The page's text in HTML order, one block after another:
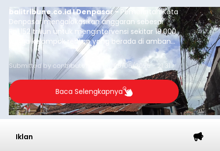
balitribune.co.id I Denpasar - Pemerintah Kota
Denpasar mengalokasikan anggaran sebesar
Rp1,152 triliun untuk mengintervensi sekitar 18.000
warga kelompok rentan yang berada di ambang
garis kemiskinan. Langkah strategis ini diambil
guna menjaga masyarakat yang berada pada
kelompok desil 5 dan 6 tersebut agar tidak
merosot ke kategori miskin.
Submitted by contributor Thu, 08/06/2026 - 21:31
Baca Selengkapnya
Iklan